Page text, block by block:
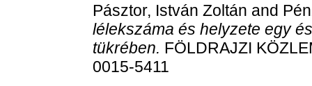
Pásztor, István Zoltán and
lélekszáma és helyzete egy
tükrében. FÖLDRAJZI
0015-5411